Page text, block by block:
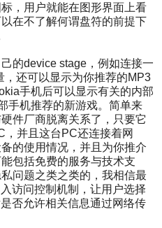
，用户就能在图形界面上看
在不了解何谓盘符的前提下
的device stage，例如连接一
还可以显示为你推荐的MP3
手机后可以显示有关的内部
手机推荐的新游戏。简单来
件厂商脱离关系了，只要它
并且这台PC还连接着网
的使用情况，并且为你推介
包括免费的服务与技术支
问题之类之类的，我相信最
访问控制机制，让用户选择
否允许相关信息通过网络传